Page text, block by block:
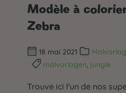
Modèle à
Zebra
18 mai 2021
malvorlagen, jungle
Trouve ici l'un de nos